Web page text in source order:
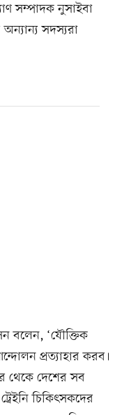
সম্পাদক নুসাইবা
সদস্যরা
বলেন, ‘যৌক্তিক
প্রত্যাহার করব।
থেকে দেশের সব
চিকিৎসকদের